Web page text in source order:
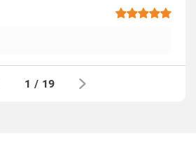
1 / 19